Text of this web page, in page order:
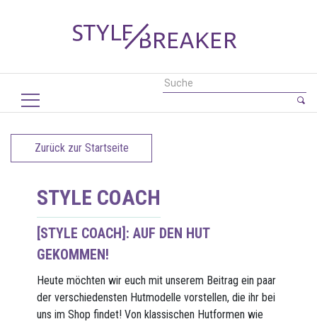
Zurück zur Startseite
STYLE COACH
[STYLE COACH]: AUF DEN HUT
GEKOMMEN!
Heute möchten wir euch mit unserem Beitrag ein paar
der verschiedensten Hutmodelle vorstellen, die ihr bei
uns im Shop findet! Von klassischen Hutformen wie